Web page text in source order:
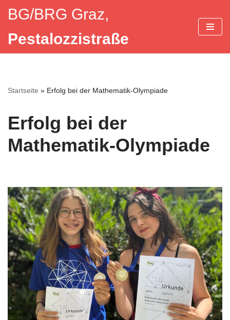
Inhalt
springen
BG/BRG Graz,
Pestalozzistraße
Startseite » Erfolg bei der Mathematik-Olympiade
Erfolg bei der
Mathematik-Olympiade